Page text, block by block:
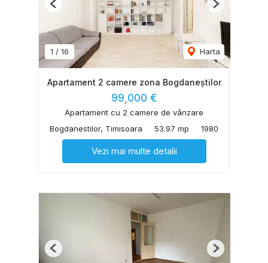
1 / 16 Harta
Previous Next
Apartament 2 camere zona Bogdaneștilor
99,000 €
Apartament cu 2 camere de vânzare
Bogdanestilor, Timisoara
53.97 mp 1980
Vezi mai multe detalii
Previous Next